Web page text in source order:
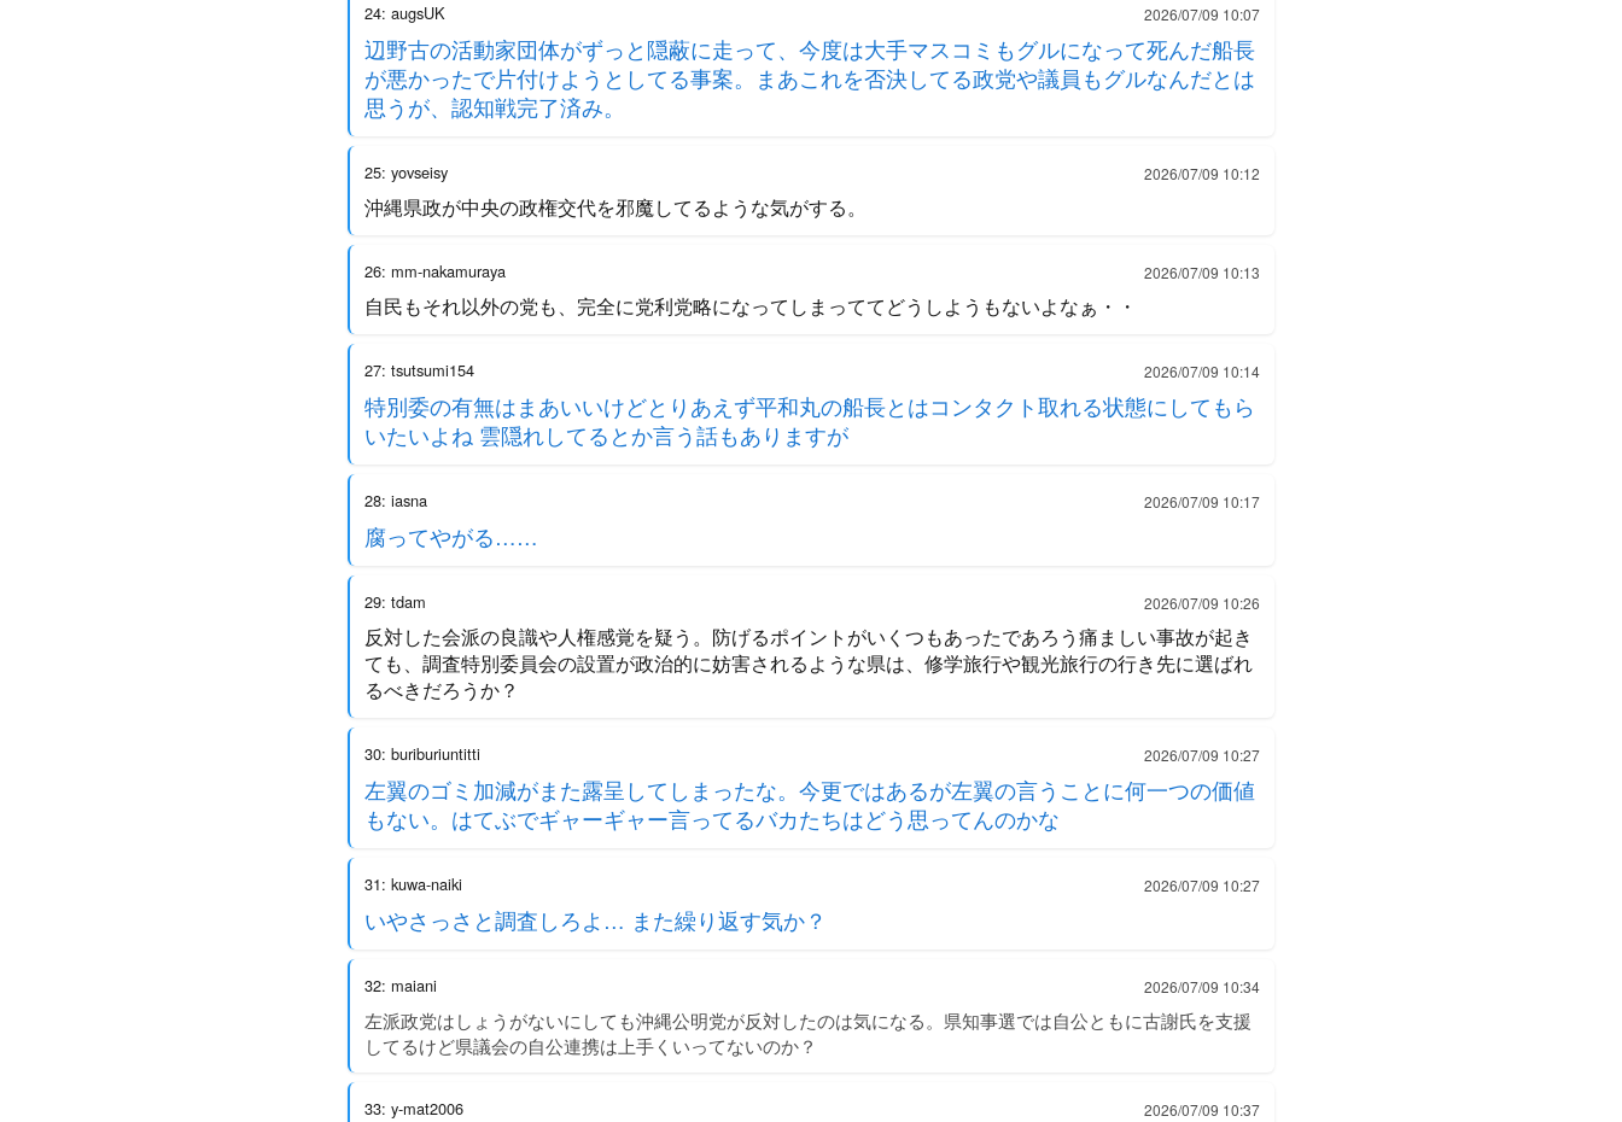
24: augsUK 2026/07/09 10:07
辺野古の活動家団体がずっと隠蔽に走って、今度は大手マスコミもグルになって死んだ船長
が悪かったで片付けようとしてる事案。まあこれを否決してる政党や議員もグルなんだとは
思うが、認知戦完了済み。
25: yovseisy 2026/07/09 10:12
沖縄県政が中央の政権交代を邪魔してるような気がする。
26: mm-nakamuraya 2026/07/09 10:13
自民もそれ以外の党も、完全に党利党略になってしまっててどうしようもないよなぁ・・
27: tsutsumi154 2026/07/09 10:14
特別委の有無はまあいいけどとりあえず平和丸の船長とはコンタクト取れる状態にしてもら
いたいよね 雲隠れしてるとか言う話もありますが
28: iasna 2026/07/09 10:17
腐ってやがる……
29: tdam 2026/07/09 10:26
反対した会派の良識や人権感覚を疑う。防げるポイントがいくつもあったであろう痛ましい事故が起き
ても、調査特別委員会の設置が政治的に妨害されるような県は、修学旅行や観光旅行の行き先に選ばれ
るべきだろうか？
30: buriburiuntitti 2026/07/09 10:27
左翼のゴミ加減がまた露呈してしまったな。今更ではあるが左翼の言うことに何一つの価値
もない。はてぶでギャーギャー言ってるバカたちはどう思ってんのかな
31: kuwa-naiki 2026/07/09 10:27
いやさっさと調査しろよ… また繰り返す気か？
32: maiani 2026/07/09 10:34
左派政党はしょうがないにしても沖縄公明党が反対したのは気になる。県知事選では自公ともに古謝氏を支援
してるけど県議会の自公連携は上手くいってないのか？
33: y-mat2006 2026/07/09 10:37